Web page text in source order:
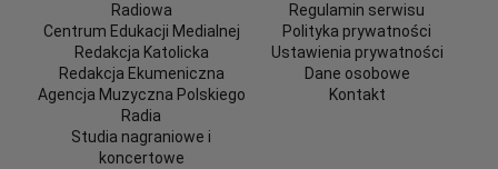
Radiowa
Centrum Edukacji Medialnej
Redakcja Katolicka
Redakcja Ekumeniczna
Agencja Muzyczna Polskiego
Radia
Studia nagraniowe i
koncertowe
Regulamin serwisu
Polityka prywatności
Ustawienia prywatności
Dane osobowe
Kontakt